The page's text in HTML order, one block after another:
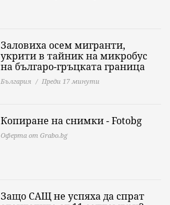
Заловиха осем мигранти,
укрити в тайник на микробус
на българо-гръцката граница
България Преди 17 минути
Копиране на снимки - Fotobg
Оферта от Grabo.bg
Защо САЩ не успяха да спрат